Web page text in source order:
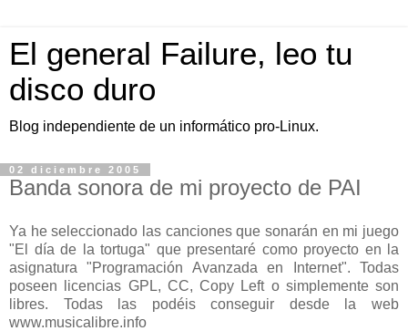
El general Failure, leo tu
disco duro
Blog independiente de un informático pro-Linux.
02 diciembre 2005
Banda sonora de mi proyecto de PAI
Ya he seleccionado las canciones que sonarán en mi juego
"El día de la tortuga" que presentaré como proyecto en la
asignatura "Programación Avanzada en Internet". Todas
poseen licencias GPL, CC, Copy Left o simplemente son
libres. Todas las podéis conseguir desde la web
www.musicalibre.info